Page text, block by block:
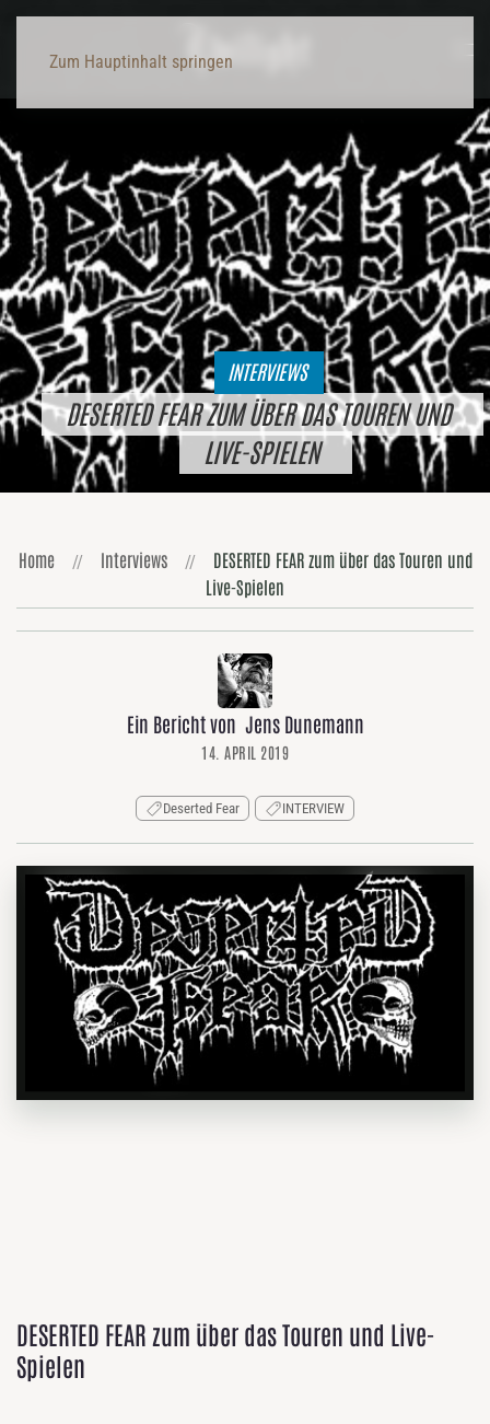
Zum Hauptinhalt springen
INTERVIEWS
DESERTED FEAR ZUM ÜBER DAS TOUREN UND
LIVE-SPIELEN
Home Interviews
DESERTED FEAR zum über das Touren und
Live-Spielen
Ein Bericht von Jens Dunemann
14. APRIL 2019
Deserted Fear INTERVIEW
DESERTED FEAR zum über das Touren und Live-
Spielen